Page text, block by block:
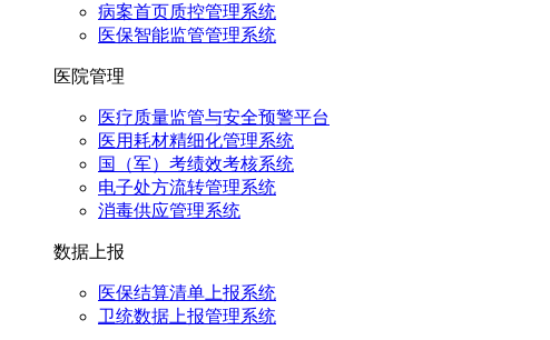
病案首页质控管理系统
医保智能监管管理系统
医院管理
医疗质量监管与安全预警平台
医用耗材精细化管理系统
国（军）考绩效考核系统
电子处方流转管理系统
消毒供应管理系统
数据上报
医保结算清单上报系统
卫统数据上报管理系统